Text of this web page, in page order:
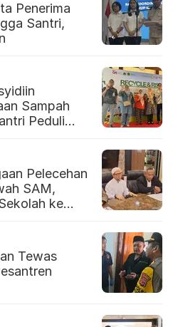
Penerima
Santri,
Sampah
Peduli
Pelecehan
SAM,
ke
Tewas